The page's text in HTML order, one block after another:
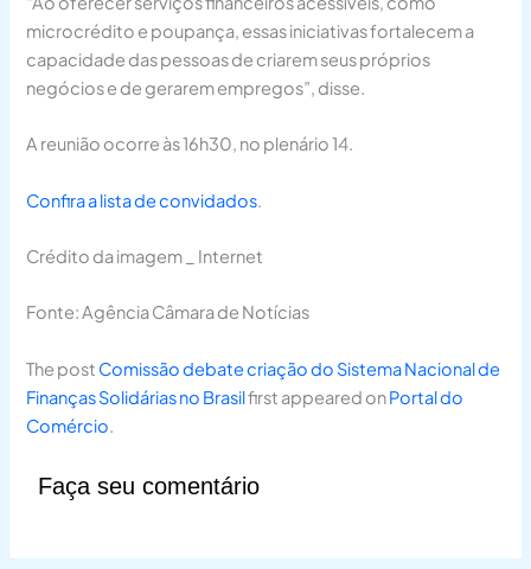
microcrédito e poupança, essas iniciativas fortalecem a
capacidade das pessoas de criarem seus próprios
negócios e de gerarem empregos”, disse.
A reunião ocorre às 16h30, no plenário 14.
Confira a lista de convidados.
Crédito da imagem _ Internet
Fonte: Agência Câmara de Notícias
The post Comissão debate criação do Sistema Nacional de
Finanças Solidárias no Brasilfirst appeared onPortal do
Comércio.
Faça seu comentário